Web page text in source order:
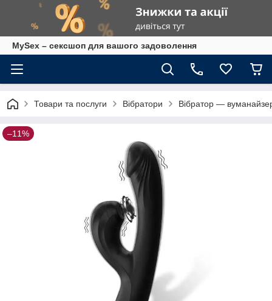
MySex – сексшоп для вашого задоволення
Товари та послуги Вібратори Вібратор —
–11%